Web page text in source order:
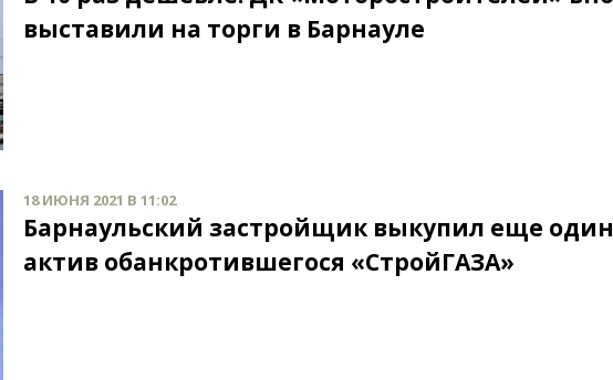
выставили на торги в Барнауле
18 ИЮНЯ 2021 В 11:02
Барнаульский застройщик выкупил еще один
актив обанкротившегося «СтройГАЗА»